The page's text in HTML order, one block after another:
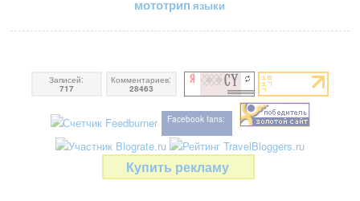
мототрип языки
Записей:
717
Комментариев:
28463
Facebook fans:
Купить рекламу